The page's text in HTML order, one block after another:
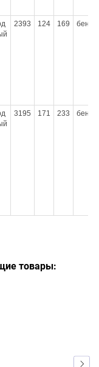
2393 124 169
3195 171 233
товары: